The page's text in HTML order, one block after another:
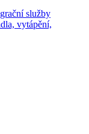
služby
vytápění,